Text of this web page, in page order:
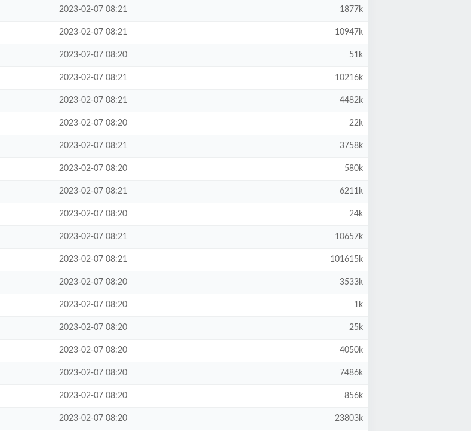
2023-02-07 08:21 1877k
2023-02-07 08:21 10947k
2023-02-07 08:20 51k
2023-02-07 08:21 10216k
2023-02-07 08:21 4482k
2023-02-07 08:20 22k
2023-02-07 08:21 3758k
2023-02-07 08:20 580k
2023-02-07 08:21 6211k
2023-02-07 08:20 24k
2023-02-07 08:21 10657k
2023-02-07 08:21 101615k
2023-02-07 08:20 3533k
2023-02-07 08:20 1k
2023-02-07 08:20 25k
2023-02-07 08:20 4050k
2023-02-07 08:20 7486k
2023-02-07 08:20 856k
2023-02-07 08:20 23803k